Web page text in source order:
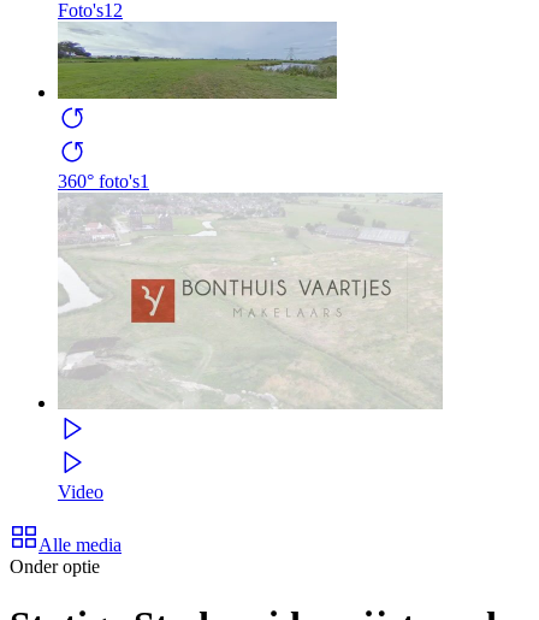
Foto's12
360° foto's1
Video
Alle media
Onder optie